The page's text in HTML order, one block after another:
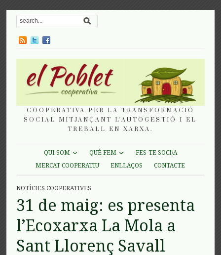
COOPERATIVA PER LA TRANSFORMACIÓ
SOCIAL MITJANÇANT L'AUTOGESTIÓ I EL
TREBALL EN XARXA.
QUI SOM QUÈ FEM
FES-TE SOCI/A
MERCAT COOPERATIU
ENLLAÇOS CONTACTE
NOTÍCIES COOPERATIVES
31 de maig: es presenta
l’Ecoxarxa La Mola a
Sant Llorenç Savall